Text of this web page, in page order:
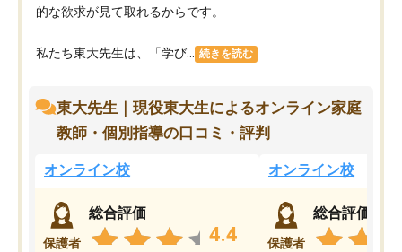
的な欲求が見て取れるからです。
私たち東大先生は、「学び... 続きを読む
東大先生｜現役東大生によるオンライン家庭
教師・個別指導の口コミ・評判
オンライン校
保護者
総合評価
4.4
オンライン校
保護者
総合評価